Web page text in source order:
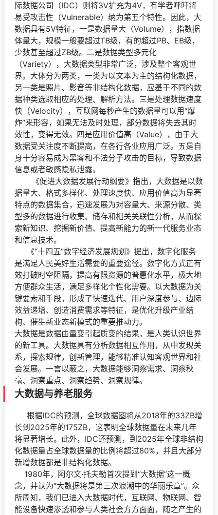
际数据公司（IDC）则将3V扩充为4V，有学者呼吁将
易受攻击性（Vulnerable）纳为第五个特性。因此，大
数据具有5V特征，一是数据量大（Volume），指数据
体量大，规模一般要超过TB级，有的超过PB、EB级，
少数甚至超过ZB级。二是数据类型多元化
（Variety），大数据类型非常广泛，涉及整个客观世
界。大体分为两类，一类为以文本为主的结构化数据，
另一类是照片、影音等非结构化数据，应基于不同的数
据种类选取相应的处理、解析方法。三是处理数据速度
快（Velocity），互联网每秒产生的数据量可以用“爆
炸”来形容，如果无法及时处理，部分数据将失去其时
效性，变得无效。四是应用价值高（Value），由于大
数据受关注度不断提高，在各行各业应用广泛。五是自
身十分容易成为黑客和不法分子攻击的目标，导致数据
信息或者敏感隐私泄露。
《促进大数据发展行动纲要》指出，大数据是以数
据量大、格式多样化、处理速度快、应用价值高为显著
特点的数据集合，迅速发展为对容量大、来源分散、类
型多的数据进行收集、储存和相关关联性分析，从而探
索新知识、挖掘新价值、提高新能力的新一代服务业态
和信息技术。
《“十四五”数字经济发展规划》提出，数字化服务
是满足人民美好生活需要的重要途径。数字化方式正有
效打破时空阻隔，提高有限资源的普惠化水平，极大地
方便群众生活，满足多样化个性化需要。以大数据为关
键要素和手段，形成了快速迭代、用户深度参与、边际
效益递增、创造消费需求等特征，是优化升级产业结
构、催生新业态新模式的重要推动力。
大数据是数据由量变引起质变的结果，是人类认识世界
的新工具。大数据具有分析数据相互作用，从中发现关
系，探索规律，创新管理，能够精准认知客观世界和社
会发展。一言以蔽之，大数据能够洞察需求、洞察秋
毫、洞察重点、洞察趋势、洞察规律。
大数据与养老服务
根据IDC的预测，全球数据圈将从2018年的33ZB增
长到2025年的175ZB，这表明全球数据量在未来几年
将显著增长。此外，IDC还预测，到2025年全球非结构
化数据量占全球数据量的比例将超过80%，并且大部分
新增数据都是非结构化数据。
1980年，阿尔文·托夫勒首次提到“大数据”这一概
念，并认为“大数据将是第三次浪潮中的华丽乐章”。众
所周知，我们已进入大数据时代，互联网、物联网、智
能设备快速渗透和参与人类社会方方面面，随之产生的